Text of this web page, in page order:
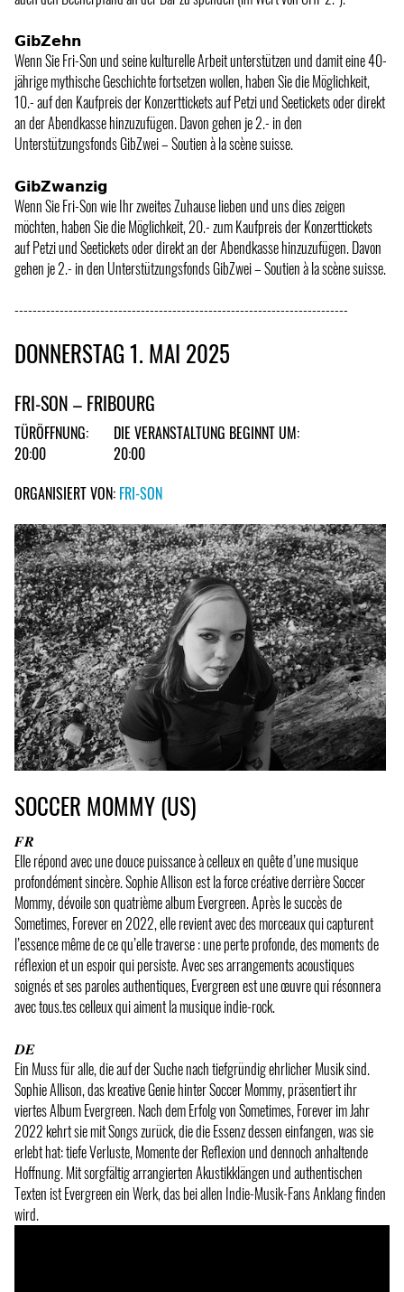
𝗚𝗶𝗯𝗭𝗲𝗵𝗻
Wenn Sie Fri-Son und seine kulturelle Arbeit unterstützen und damit eine 40-
jährige mythische Geschichte fortsetzen wollen, haben Sie die Möglichkeit,
10.- auf den Kaufpreis der Konzerttickets auf Petzi und Seetickets oder direkt
an der Abendkasse hinzuzufügen. Davon gehen je 2.- in den
Unterstützungsfonds GibZwei – Soutien à la scène suisse.
𝗚𝗶𝗯𝗭𝘄𝗮𝗻𝘇𝗶𝗴
Wenn Sie Fri-Son wie Ihr zweites Zuhause lieben und uns dies zeigen
möchten, haben Sie die Möglichkeit, 20.- zum Kaufpreis der Konzerttickets
auf Petzi und Seetickets oder direkt an der Abendkasse hinzuzufügen. Davon
gehen je 2.- in den Unterstützungsfonds GibZwei – Soutien à la scène suisse.
--------------------------------------------------------------------------
DONNERSTAG 1. MAI 2025
FRI-SON – FRIBOURG
TÜRÖFFNUNG:
20:00
DIE VERANSTALTUNG BEGINNT UM:
20:00
ORGANISIERT VON: FRI-SON
SOCCER MOMMY (US)
𝑭𝑹
Elle répond avec une douce puissance à celleux en quête d’une musique
profondément sincère. Sophie Allison est la force créative derrière Soccer
Mommy, dévoile son quatrième album Evergreen. Après le succès de
Sometimes, Forever en 2022, elle revient avec des morceaux qui capturent
l’essence même de ce qu’elle traverse : une perte profonde, des moments de
réflexion et un espoir qui persiste. Avec ses arrangements acoustiques
soignés et ses paroles authentiques, Evergreen est une œuvre qui résonnera
avec tous.tes celleux qui aiment la musique indie-rock.
𝑫𝑬
Ein Muss für alle, die auf der Suche nach tiefgründig ehrlicher Musik sind.
Sophie Allison, das kreative Genie hinter Soccer Mommy, präsentiert ihr
viertes Album Evergreen. Nach dem Erfolg von Sometimes, Forever im Jahr
2022 kehrt sie mit Songs zurück, die die Essenz dessen einfangen, was sie
erlebt hat: tiefe Verluste, Momente der Reflexion und dennoch anhaltende
Hoffnung. Mit sorgfältig arrangierten Akustikklängen und authentischen
Texten ist Evergreen ein Werk, das bei allen Indie-Musik-Fans Anklang finden
wird.